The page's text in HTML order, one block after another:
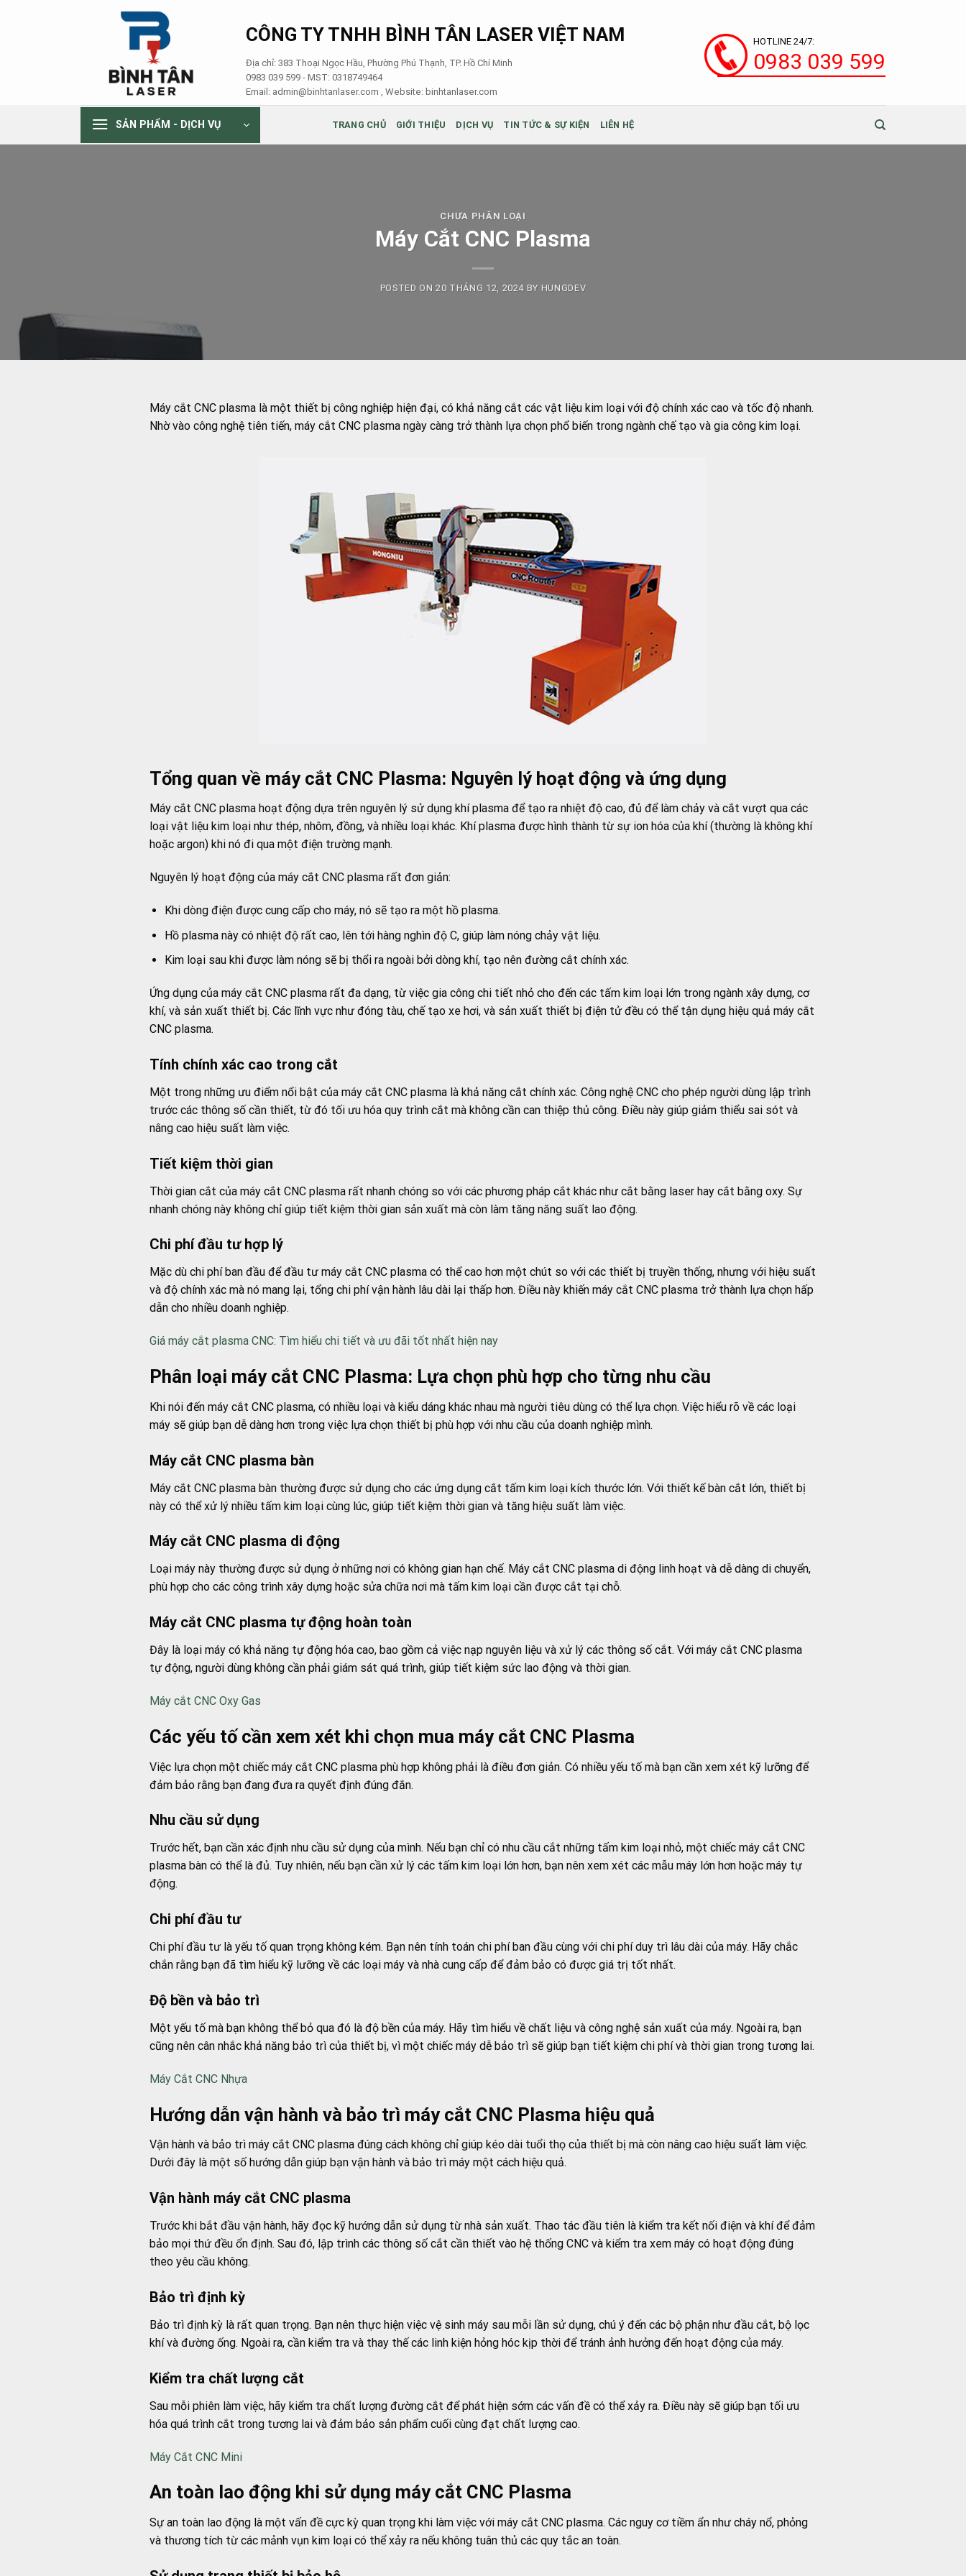
CÔNG TY TNHH BÌNH TÂN LASER VIỆT NAM
Địa chỉ: 383 Thoại Ngọc Hầu, Phường Phú Thạnh, TP. Hồ Chí Minh
0983 039 599 - MST: 0318749464
Email: admin@binhtanlaser.com , Website: binhtanlaser.com
HOTLINE 24/7:
0983 039 599
SẢN PHẨM - DỊCH VỤ TRANG CHỦ GIỚI THIỆU DỊCH VỤ TIN TỨC & SỰ KIỆN LIÊN HỆ
CHƯA PHÂN LOẠI
Máy Cắt CNC Plasma
POSTED ON20 THÁNG 12, 2024 BY HUNGDEV
Máy cắt CNC plasma là một thiết bị công nghiệp hiện đại, có khả năng cắt các vật liệu kim loại với độ chính xác cao và tốc độ nhanh.
Nhờ vào công nghệ tiên tiến, máy cắt CNC plasma ngày càng trở thành lựa chọn phổ biến trong ngành chế tạo và gia công kim loại.
Tổng quan về máy cắt CNC Plasma: Nguyên lý hoạt động và ứng dụng
Máy cắt CNC plasma hoạt động dựa trên nguyên lý sử dụng khí plasma để tạo ra nhiệt độ cao, đủ để làm chảy và cắt vượt qua các
loại vật liệu kim loại như thép, nhôm, đồng, và nhiều loại khác. Khí plasma được hình thành từ sự ion hóa của khí (thường là không khí
hoặc argon) khi nó đi qua một điện trường mạnh.
Nguyên lý hoạt động của máy cắt CNC plasma rất đơn giản:
Khi dòng điện được cung cấp cho máy, nó sẽ tạo ra một hồ plasma.
Hồ plasma này có nhiệt độ rất cao, lên tới hàng nghìn độ C, giúp làm nóng chảy vật liệu.
Kim loại sau khi được làm nóng sẽ bị thổi ra ngoài bởi dòng khí, tạo nên đường cắt chính xác.
Ứng dụng của máy cắt CNC plasma rất đa dạng, từ việc gia công chi tiết nhỏ cho đến các tấm kim loại lớn trong ngành xây dựng, cơ
khí, và sản xuất thiết bị. Các lĩnh vực như đóng tàu, chế tạo xe hơi, và sản xuất thiết bị điện tử đều có thể tận dụng hiệu quả máy cắt
CNC plasma.
Tính chính xác cao trong cắt
Một trong những ưu điểm nổi bật của máy cắt CNC plasma là khả năng cắt chính xác. Công nghệ CNC cho phép người dùng lập trình
trước các thông số cần thiết, từ đó tối ưu hóa quy trình cắt mà không cần can thiệp thủ công. Điều này giúp giảm thiểu sai sót và
nâng cao hiệu suất làm việc.
Tiết kiệm thời gian
Thời gian cắt của máy cắt CNC plasma rất nhanh chóng so với các phương pháp cắt khác như cắt bằng laser hay cắt bằng oxy. Sự
nhanh chóng này không chỉ giúp tiết kiệm thời gian sản xuất mà còn làm tăng năng suất lao động.
Chi phí đầu tư hợp lý
Mặc dù chi phí ban đầu để đầu tư máy cắt CNC plasma có thể cao hơn một chút so với các thiết bị truyền thống, nhưng với hiệu suất
và độ chính xác mà nó mang lại, tổng chi phí vận hành lâu dài lại thấp hơn. Điều này khiến máy cắt CNC plasma trở thành lựa chọn hấp
dẫn cho nhiều doanh nghiệp.
Giá máy cắt plasma CNC: Tìm hiểu chi tiết và ưu đãi tốt nhất hiện nay
Phân loại máy cắt CNC Plasma: Lựa chọn phù hợp cho từng nhu cầu
Khi nói đến máy cắt CNC plasma, có nhiều loại và kiểu dáng khác nhau mà người tiêu dùng có thể lựa chọn. Việc hiểu rõ về các loại
máy sẽ giúp bạn dễ dàng hơn trong việc lựa chọn thiết bị phù hợp với nhu cầu của doanh nghiệp mình.
Máy cắt CNC plasma bàn
Máy cắt CNC plasma bàn thường được sử dụng cho các ứng dụng cắt tấm kim loại kích thước lớn. Với thiết kế bàn cắt lớn, thiết bị
này có thể xử lý nhiều tấm kim loại cùng lúc, giúp tiết kiệm thời gian và tăng hiệu suất làm việc.
Máy cắt CNC plasma di động
Loại máy này thường được sử dụng ở những nơi có không gian hạn chế. Máy cắt CNC plasma di động linh hoạt và dễ dàng di chuyển,
phù hợp cho các công trình xây dựng hoặc sửa chữa nơi mà tấm kim loại cần được cắt tại chỗ.
Máy cắt CNC plasma tự động hoàn toàn
Đây là loại máy có khả năng tự động hóa cao, bao gồm cả việc nạp nguyên liệu và xử lý các thông số cắt. Với máy cắt CNC plasma
tự động, người dùng không cần phải giám sát quá trình, giúp tiết kiệm sức lao động và thời gian.
Máy cắt CNC Oxy Gas
Các yếu tố cần xem xét khi chọn mua máy cắt CNC Plasma
Việc lựa chọn một chiếc máy cắt CNC plasma phù hợp không phải là điều đơn giản. Có nhiều yếu tố mà bạn cần xem xét kỹ lưỡng để
đảm bảo rằng bạn đang đưa ra quyết định đúng đắn.
Nhu cầu sử dụng
Trước hết, bạn cần xác định nhu cầu sử dụng của mình. Nếu bạn chỉ có nhu cầu cắt những tấm kim loại nhỏ, một chiếc máy cắt CNC
plasma bàn có thể là đủ. Tuy nhiên, nếu bạn cần xử lý các tấm kim loại lớn hơn, bạn nên xem xét các mẫu máy lớn hơn hoặc máy tự
động.
Chi phí đầu tư
Chi phí đầu tư là yếu tố quan trọng không kém. Bạn nên tính toán chi phí ban đầu cùng với chi phí duy trì lâu dài của máy. Hãy chắc
chắn rằng bạn đã tìm hiểu kỹ lưỡng về các loại máy và nhà cung cấp để đảm bảo có được giá trị tốt nhất.
Độ bền và bảo trì
Một yếu tố mà bạn không thể bỏ qua đó là độ bền của máy. Hãy tìm hiểu về chất liệu và công nghệ sản xuất của máy. Ngoài ra, bạn
cũng nên cân nhắc khả năng bảo trì của thiết bị, vì một chiếc máy dễ bảo trì sẽ giúp bạn tiết kiệm chi phí và thời gian trong tương lai.
Máy Cắt CNC Nhựa
Hướng dẫn vận hành và bảo trì máy cắt CNC Plasma hiệu quả
Vận hành và bảo trì máy cắt CNC plasma đúng cách không chỉ giúp kéo dài tuổi thọ của thiết bị mà còn nâng cao hiệu suất làm việc.
Dưới đây là một số hướng dẫn giúp bạn vận hành và bảo trì máy một cách hiệu quả.
Vận hành máy cắt CNC plasma
Trước khi bắt đầu vận hành, hãy đọc kỹ hướng dẫn sử dụng từ nhà sản xuất. Thao tác đầu tiên là kiểm tra kết nối điện và khí để đảm
bảo mọi thứ đều ổn định. Sau đó, lập trình các thông số cắt cần thiết vào hệ thống CNC và kiểm tra xem máy có hoạt động đúng
theo yêu cầu không.
Bảo trì định kỳ
Bảo trì định kỳ là rất quan trọng. Bạn nên thực hiện việc vệ sinh máy sau mỗi lần sử dụng, chú ý đến các bộ phận như đầu cắt, bộ lọc
khí và đường ống. Ngoài ra, cần kiểm tra và thay thế các linh kiện hỏng hóc kịp thời để tránh ảnh hưởng đến hoạt động của máy.
Kiểm tra chất lượng cắt
Sau mỗi phiên làm việc, hãy kiểm tra chất lượng đường cắt để phát hiện sớm các vấn đề có thể xảy ra. Điều này sẽ giúp bạn tối ưu
hóa quá trình cắt trong tương lai và đảm bảo sản phẩm cuối cùng đạt chất lượng cao.
Máy Cắt CNC Mini
An toàn lao động khi sử dụng máy cắt CNC Plasma
Sự an toàn lao động là một vấn đề cực kỳ quan trọng khi làm việc với máy cắt CNC plasma. Các nguy cơ tiềm ẩn như cháy nổ, phỏng
và thương tích từ các mảnh vụn kim loại có thể xảy ra nếu không tuân thủ các quy tắc an toàn.